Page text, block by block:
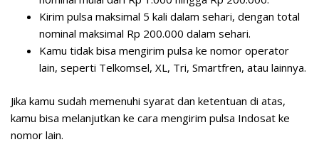
Kirim pulsa maksimal 5 kali dalam sehari, dengan total
nominal maksimal Rp 200.000 dalam sehari.
Kamu tidak bisa mengirim pulsa ke nomor operator
lain, seperti Telkomsel, XL, Tri, Smartfren, atau lainnya.
Jika kamu sudah memenuhi syarat dan ketentuan di atas,
kamu bisa melanjutkan ke cara mengirim pulsa Indosat ke
nomor lain.